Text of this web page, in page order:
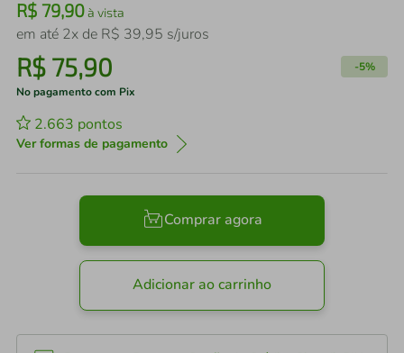
R$ 79,90à vista
em até 2x de R$ 39,95 s/juros
R$ 75,90 -5%
No pagamento com Pix
2.663 pontos
Ver formas de pagamento
Comprar agora
Adicionar ao carrinho